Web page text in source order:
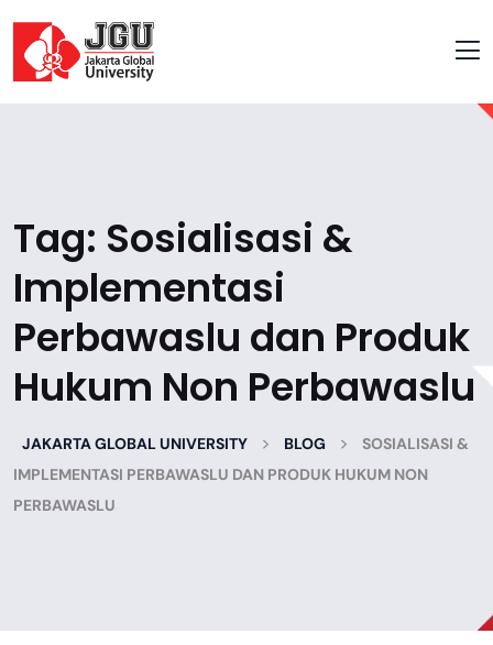
Tag: Sosialisasi &
Implementasi
Perbawaslu dan Produk
Hukum Non Perbawaslu
JAKARTA GLOBAL UNIVERSITY > BLOG >
SOSIALISASI &
IMPLEMENTASI PERBAWASLU DAN PRODUK HUKUM NON
PERBAWASLU